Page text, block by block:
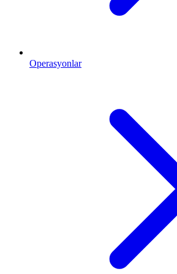
Operasyonlar